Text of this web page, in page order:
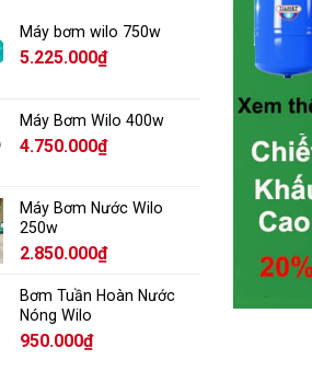
Máy bơm wilo 750w
5.225.000₫
Máy Bơm Wilo 400w
4.750.000₫
Máy Bơm Nước Wilo
250w
2.850.000₫
Bơm Tuần Hoàn Nước
Nóng Wilo
950.000₫